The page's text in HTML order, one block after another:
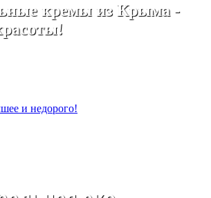
кремы из Крыма -
и недорого!